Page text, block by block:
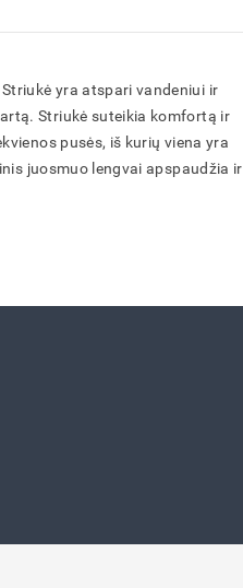
yra atspari vandeniui ir
Striukė suteikia komfortą ir
pusės, iš kurių viena yra
juosmuo lengvai apspaudžia ir